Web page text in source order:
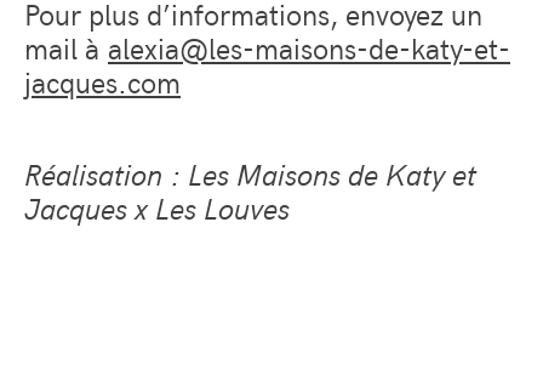
Pour plus d’informations, envoyez un
mail à alexia@les-maisons-de-katy-et-
jacques.com
Réalisation : Les Maisons de Katy et
Jacques x Les Louves